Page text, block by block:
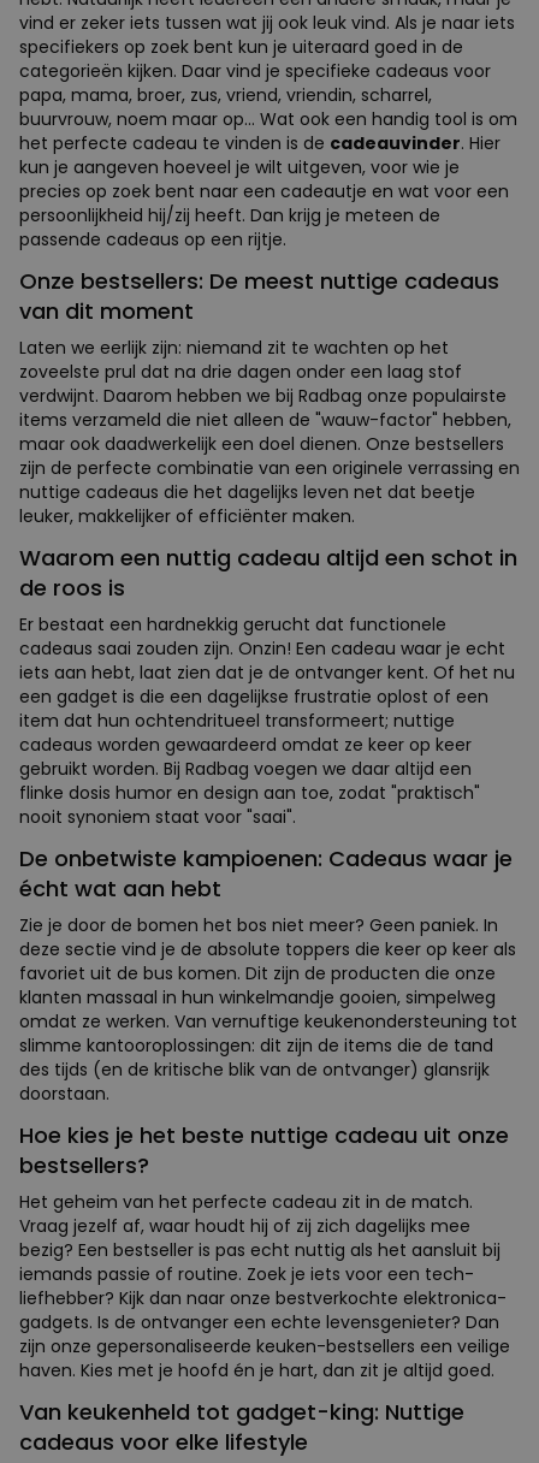
vind er zeker iets tussen wat jij ook leuk vind. Als je naar iets
specifiekers op zoek bent kun je uiteraard goed in de
categorieën kijken. Daar vind je specifieke cadeaus voor
papa, mama, broer, zus, vriend, vriendin, scharrel,
buurvrouw, noem maar op... Wat ook een handig tool is om
het perfecte cadeau te vinden is de cadeauvinder. Hier
kun je aangeven hoeveel je wilt uitgeven, voor wie je
precies op zoek bent naar een cadeautje en wat voor een
persoonlijkheid hij/zij heeft. Dan krijg je meteen de
passende cadeaus op een rijtje.
Onze bestsellers: De meest nuttige cadeaus
van dit moment
Laten we eerlijk zijn: niemand zit te wachten op het
zoveelste prul dat na drie dagen onder een laag stof
verdwijnt. Daarom hebben we bij Radbag onze populairste
items verzameld die niet alleen de "wauw-factor" hebben,
maar ook daadwerkelijk een doel dienen. Onze bestsellers
zijn de perfecte combinatie van een originele verrassing en
nuttige cadeaus die het dagelijks leven net dat beetje
leuker, makkelijker of efficiënter maken.
Waarom een nuttig cadeau altijd een schot in
de roos is
Er bestaat een hardnekkig gerucht dat functionele
cadeaus saai zouden zijn. Onzin! Een cadeau waar je echt
iets aan hebt, laat zien dat je de ontvanger kent. Of het nu
een gadget is die een dagelijkse frustratie oplost of een
item dat hun ochtendritueel transformeert; nuttige
cadeaus worden gewaardeerd omdat ze keer op keer
gebruikt worden. Bij Radbag voegen we daar altijd een
flinke dosis humor en design aan toe, zodat "praktisch"
nooit synoniem staat voor "saai".
De onbetwiste kampioenen: Cadeaus waar je
écht wat aan hebt
Zie je door de bomen het bos niet meer? Geen paniek. In
deze sectie vind je de absolute toppers die keer op keer als
favoriet uit de bus komen. Dit zijn de producten die onze
klanten massaal in hun winkelmandje gooien, simpelweg
omdat ze werken. Van vernuftige keukenondersteuning tot
slimme kantooroplossingen: dit zijn de items die de tand
des tijds (en de kritische blik van de ontvanger) glansrijk
doorstaan.
Hoe kies je het beste nuttige cadeau uit onze
bestsellers?
Het geheim van het perfecte cadeau zit in de match.
Vraag jezelf af, waar houdt hij of zij zich dagelijks mee
bezig? Een bestseller is pas echt nuttig als het aansluit bij
iemands passie of routine. Zoek je iets voor een tech-
liefhebber? Kijk dan naar onze bestverkochte elektronica-
gadgets. Is de ontvanger een echte levensgenieter? Dan
zijn onze gepersonaliseerde keuken-bestsellers een veilige
haven. Kies met je hoofd én je hart, dan zit je altijd goed.
Van keukenheld tot gadget-king: Nuttige
cadeaus voor elke lifestyle